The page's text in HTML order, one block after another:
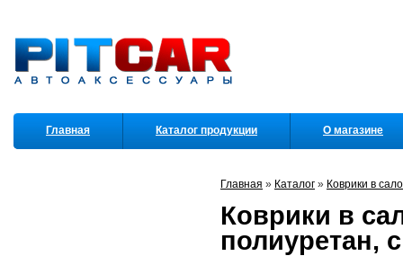
Главная » Каталог » Коврики в
Коврики в
полиуретан,
Главная Каталог продукции О магазине